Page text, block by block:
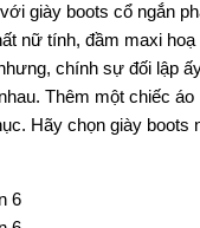
giày boots cổ ngắn
nữ tính, đầm maxi
chính sự đối lập
Thêm một chiếc
Hãy chọn giày